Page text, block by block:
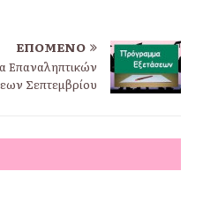
ΕΠΌΜΕΝΟ
Επαναληπτικών
Σεπτεμβρίου